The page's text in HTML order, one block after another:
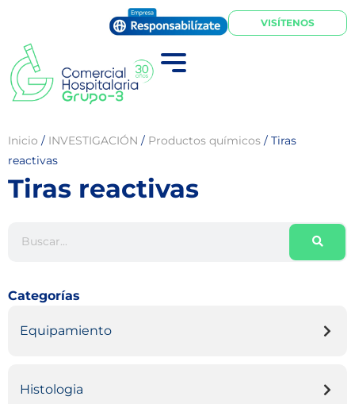
VISÍTENOS
Inicio / INVESTIGACIÓN / Productos químicos / Tiras
reactivas
Tiras reactivas
Categorías
Equipamiento
Histologia